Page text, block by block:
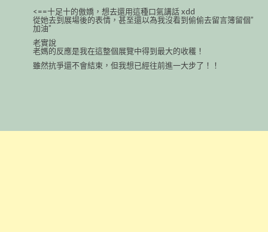
<==十足十的傲嬌，想去還用這種口氣講話 xdd
從她去到展場後的表情，甚至還以為我沒看到偷偷去留言簿留個”
加油”
老實說
老媽的反應是我在這整個展覽中得到最大的收穫！
雖然抗爭還不會結束，但我想已經往前進一大步了！！